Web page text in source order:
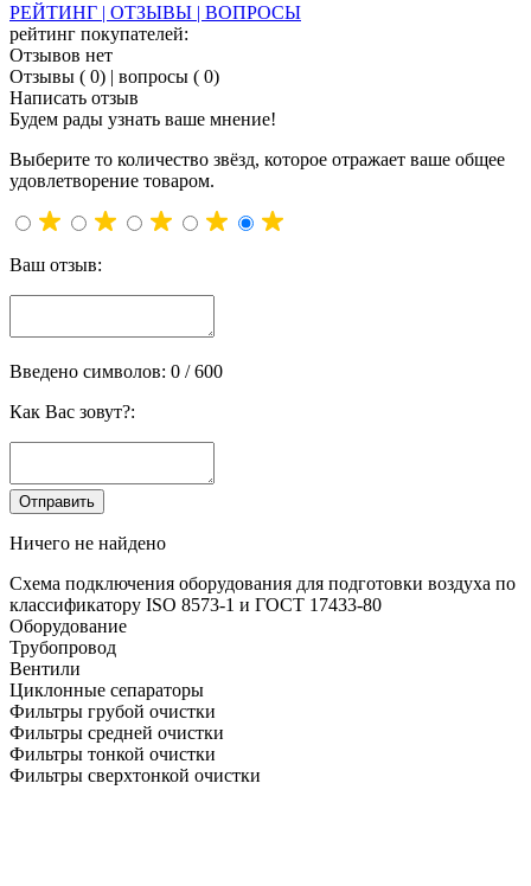
РЕЙТИНГ | ОТЗЫВЫ | ВОПРОСЫ
рейтинг покупателей:
Отзывов нет
Отзывы ( 0) | вопросы ( 0)
Написать отзыв
Будем рады узнать ваше мнение!
Выберите то количество звёзд, которое отражает ваше общее
удовлетворение товаром.
Ваш отзыв:
Введено символов: 0 / 600
Как Вас зовут?:
Ничего не найдено
Схема подключения оборудования для подготовки воздуха по
классификатору ISO 8573-1 и ГОСТ 17433-80
Оборудование
Трубопровод
Вентили
Циклонные сепараторы
Фильтры грубой очистки
Фильтры средней очистки
Фильтры тонкой очистки
Фильтры сверхтонкой очистки